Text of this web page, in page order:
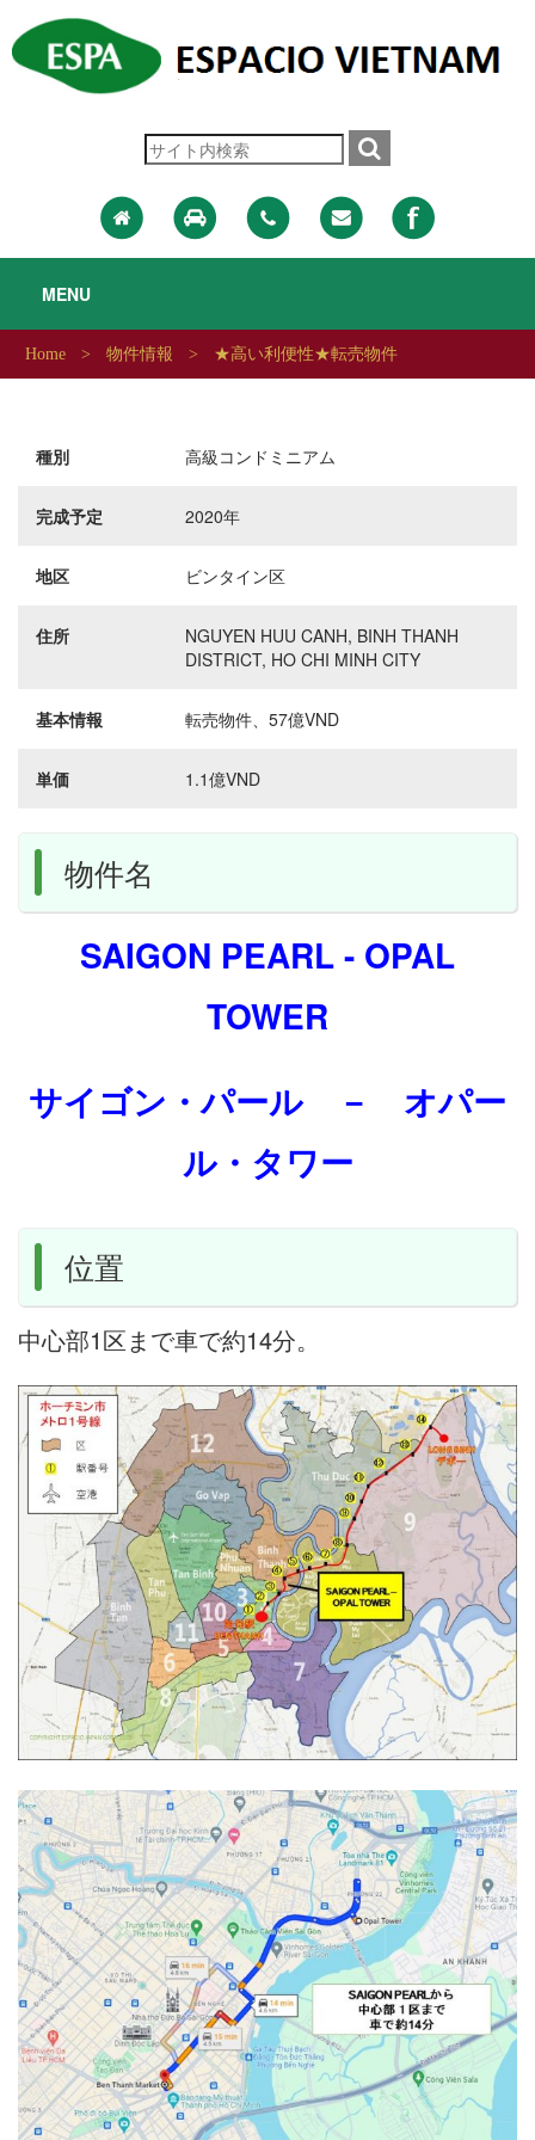
MENU
Home > 物件情報 > ★高い利便性★転売物件
種別 高級コンドミニアム
完成予定 2020年
地区 ビンタイン区
住所
NGUYEN HUU CANH, BINH THANH
DISTRICT, HO CHI MINH CITY
基本情報 転売物件、57億VND
単価 1.1億VND
物件名
SAIGON PEARL - OPAL
TOWER
サイゴン・パール － オパー
ル・タワー
位置
中心部1区まで車で約14分。